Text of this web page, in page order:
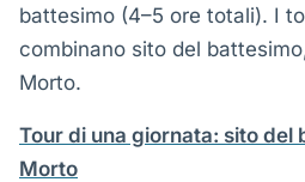
battesimo (4–5 ore totali). I
combinano sito del
Morto.
Tour di una giornata: sito del
Morto